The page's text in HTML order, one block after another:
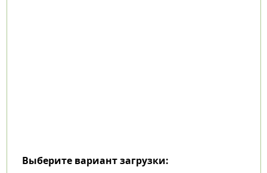
Выберите вариант загрузки: